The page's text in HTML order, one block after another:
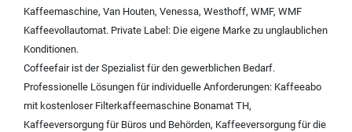
Kaffeemaschine, Van Houten, Venessa, Westhoff, WMF, WMF
Kaffeevollautomat. Private Label: Die eigene Marke zu unglaublichen
Konditionen.
Coffeefair ist der Spezialist für den gewerblichen Bedarf.
Professionelle Lösungen für individuelle Anforderungen: Kaffeeabo
mit kostenloser Filterkaffeemaschine Bonamat TH,
Kaffeeversorgung für Büros und Behörden, Kaffeeversorgung für die